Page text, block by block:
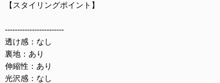
【スタイリングポイント】
------------------------
透け感：なし
裏地：あり
伸縮性：あり
光沢感：なし